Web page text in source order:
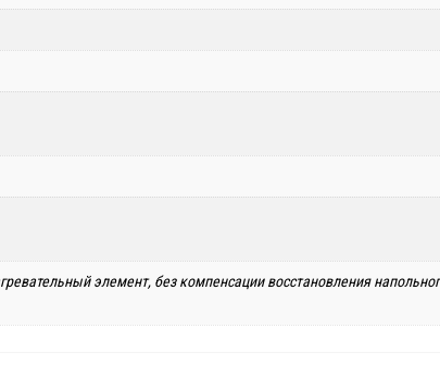
элемент, без компенсации восстановления